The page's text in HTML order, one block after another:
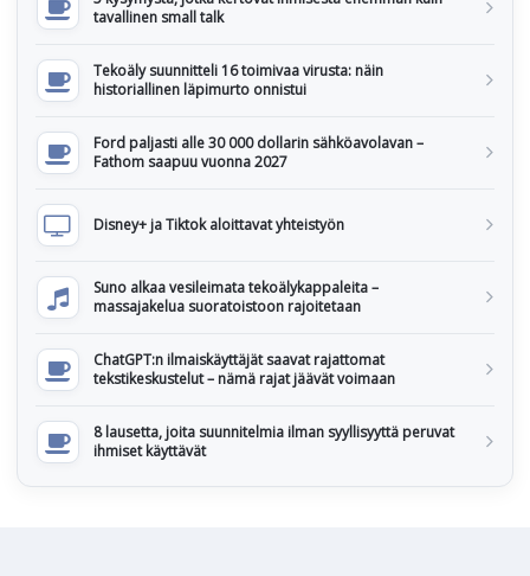
tavallinen small talk
Tekoäly suunnitteli 16 toimivaa virusta: näin
historiallinen läpimurto onnistui
Ford paljasti alle 30 000 dollarin sähköavolavan –
Fathom saapuu vuonna 2027
Disney+ ja Tiktok aloittavat yhteistyön
Suno alkaa vesileimata tekoälykappaleita –
massajakelua suoratoistoon rajoitetaan
ChatGPT:n ilmaiskäyttäjät saavat rajattomat
tekstikeskustelut – nämä rajat jäävät voimaan
8 lausetta, joita suunnitelmia ilman syyllisyyttä peruvat
ihmiset käyttävät